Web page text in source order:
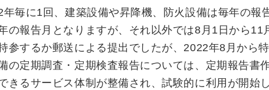
年毎に1回、建築設備や昇降機、防火設備は毎年の報
の報告月となりますが、それ以外では8月1日から
参するか郵送による提出でしたが、2022年8月から
の定期調査・定期検査報告については、定期報告書
きるサービス体制が整備され、試験的に利用が開始